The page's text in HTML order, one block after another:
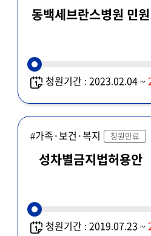
동백세브란스병원 민원
청원기간 : 2023.02.04 ~
#가족·보건·복지 청원만료
성차별금지법허용안
청원기간 : 2019.07.23 ~